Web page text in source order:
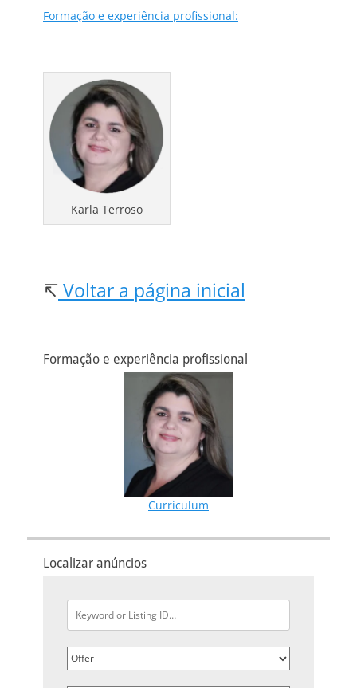
Formação e experiência profissional:
Karla Terroso
↸ Voltar a página inicial
Formação e experiência profissional
Curriculum
Localizar anúncios